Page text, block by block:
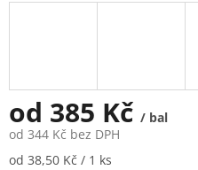
od 385 Kč / bal
od 344 Kč bez DPH
Měrná
od 38,50 Kč / 1 ks